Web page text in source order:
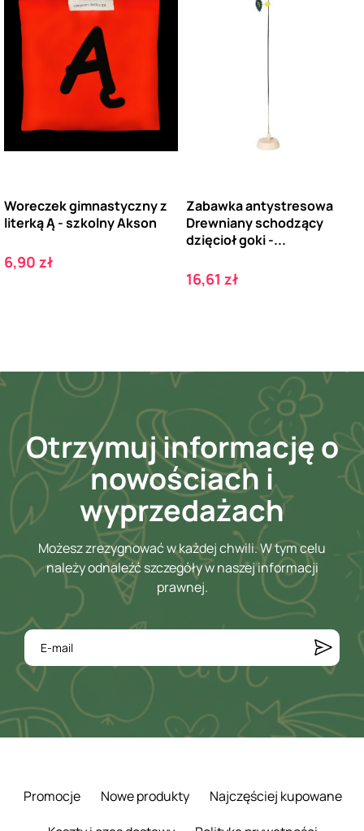
Woreczek gimnastyczny z
literką Ą - szkolny Akson
Cena
6,90 zł
Zabawka antystresowa
Drewniany schodzący
dzięcioł goki -...
Cena
16,61 zł
Otrzymuj informację o
nowościach i
wyprzedażach
Możesz zrezygnować w każdej chwili. W tym celu
należy odnaleźć szczegóły w naszej informacji
prawnej.
Promocje Nowe produkty
Najczęściej kupowane